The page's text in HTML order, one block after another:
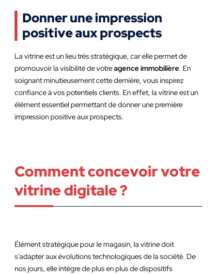
Donner une impression
positive aux prospects
La vitrine est un lieu très stratégique, car elle permet de
promouvoir la visibilité de votreagence immobilière. En
soignant minutieusement cette dernière, vous inspirez
confiance à vos potentiels clients. En effet, la vitrine est un
élément essentiel permettant de donner une première
impression positive aux prospects.
Comment concevoir votre
vitrine digitale ?
Élément stratégique pour le magasin, la vitrine doit
s’adapter aux évolutions technologiques de la société. De
nos jours, elle intègre de plus en plus de dispositifs